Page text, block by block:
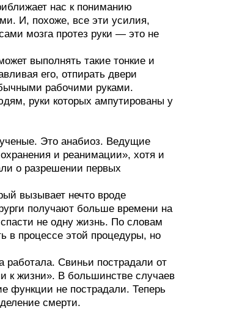
нас к пониманию
И, похоже, все эти усилия,
мозга протез руки — это не
выполнять такие тонкие и
его, отпирать двери
рабочими руками.
руки которых ампутированы у
Это анабиоз. Ведущие
и реанимации», хотя и
о разрешении первых
вызывает нечто вроде
получают больше времени на
не одну жизнь. По словам
в процессе этой процедуры, но
работала. Свиньи пострадали от
к жизни». В большинстве случаев
функции не пострадали. Теперь
смерти.